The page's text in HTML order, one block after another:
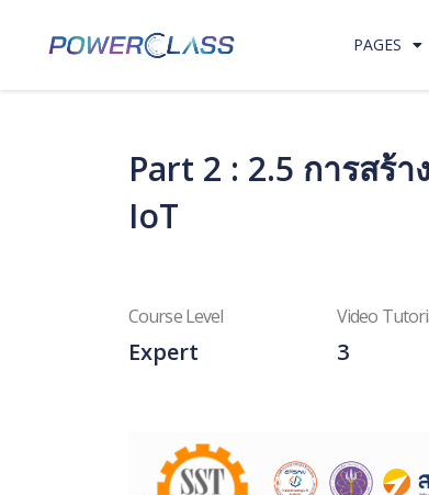
PAGES
Part 2 : 2.5 การสร้
IoT
Course Level
Expert
Video
3